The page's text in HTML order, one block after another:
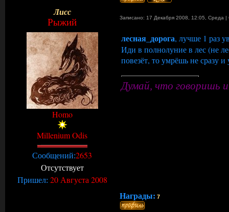
Лисс
Рыжий Записано: 17 Декабря 2008, 12:05, Среда |
Homo
Millenium Odis
Сообщений:2653
Отсутствует
Пришел: 20 Августа 2008
лесная_дорога, лучше 1 раз
Иди в полнолуние в лес (не
повезёт, то умрёшь не сразу и
Думай, что говоришь
Награды: 7